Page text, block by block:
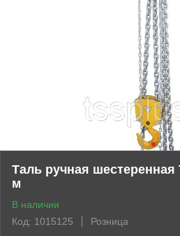
Таль ручная
м
В наличии
Код: 1015125
Розница